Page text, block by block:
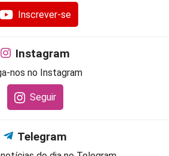
Inscrever-se
Instagram
nos no Instagram
Seguir
Telegram